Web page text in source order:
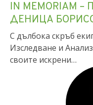
IN MEMORIAM
ДЕНИЦА
С дълбока скръб
Изследване и
своите искрени…